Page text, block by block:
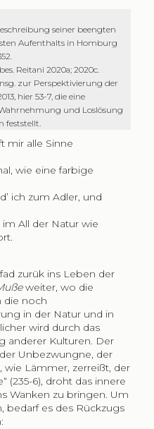
seiner beengten
Aufenthalts in Homburg
Reitani 2020a; 2020c.
zur Perspektivierung der
hier 53-7, die eine
und Loslösung
feststellt.
mir alle Sinne
wie eine farbige
ich zum Adler, und
All der Natur wie
zurük ins Leben der
weiter, wo die
die noch
in der Natur und in
wird durch das
anderer Kulturen. Der
Unbezwungne, der
wie Lämmer, zerreißt, der
(235-6), droht das innere
Wanken zu bringen. Um
bedarf es des Rückzugs